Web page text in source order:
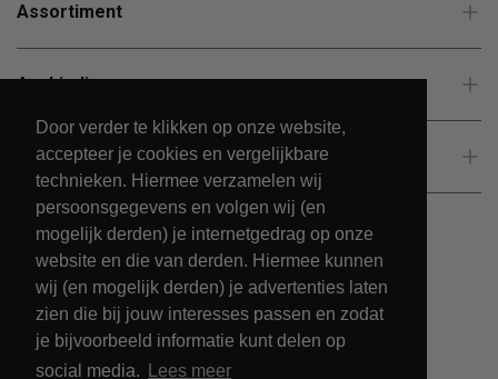
Door verder te klikken op onze website,
accepteer je cookies en vergelijkbare
technieken. Hiermee verzamelen wij
persoonsgegevens en volgen wij (en
mogelijk derden) je internetgedrag op onze
website en die van derden. Hiermee kunnen
wij (en mogelijk derden) je advertenties laten
zien die bij jouw interesses passen en zodat
je bijvoorbeeld informatie kunt delen op
social media.
Lees meer
Assortiment
Aanbiedingen
Klantenservice